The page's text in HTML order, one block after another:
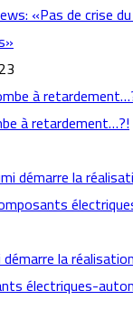
«Pas de crise
à retardement…?!
la
électriques-